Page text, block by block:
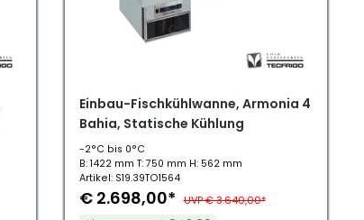
Einbau-Fischkühlwanne, Armonia 4
Bahia, Statische Kühlung
-2°C bis 0°C
B: 1422 mm T: 750 mm H: 562 mm
Artikel: S19.39TO1564
€ 2.698,00* UVP € 3.640,00*